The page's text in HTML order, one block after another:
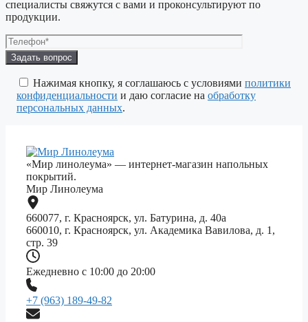
специалисты свяжутся с вами и проконсультируют по
продукции.
Оставьте
это
поле
пустым.
Нажимая кнопку, я соглашаюсь с условиями политики
конфиденциальности и даю согласие на обработку
персональных данных.
«Мир линолеума» — интернет-магазин напольных
покрытий.
Мир Линолеума
660077, г. Красноярск, ул. Батурина, д. 40а
660010, г. Красноярск, ул. Академика Вавилова, д. 1,
стр. 39
Ежедневно с 10:00 до 20:00
+7 (963) 189-49-82